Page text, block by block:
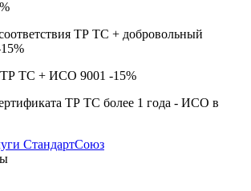
ТР ТС + добровольный
15%
ТР ТС + ИСО 9001 -15%
ТР ТС более 1 года - ИСО в
СтандартСоюз